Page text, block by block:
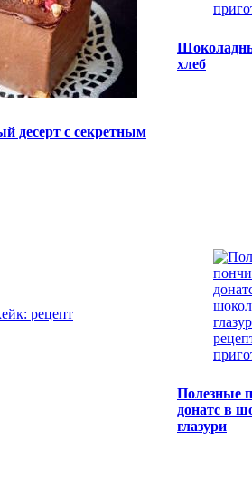
десерт с секретным
хлеб
Полезные
донатс в
глазури